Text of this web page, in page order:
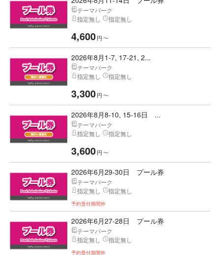
テーマパーク
指定無し
指定無し
4,600円 〜
2026年8月1-7, 17-21, 2...
テーマパーク
指定無し
指定無し
3,300円 〜
2026年8月8-10, 15-16日 ...
テーマパーク
指定無し
指定無し
3,600円 〜
2026年6月29-30日 プール券
テーマパーク
指定無し
指定無し
予約受付期間外
2026年6月27-28日 プール券
テーマパーク
指定無し
指定無し
予約受付期間外